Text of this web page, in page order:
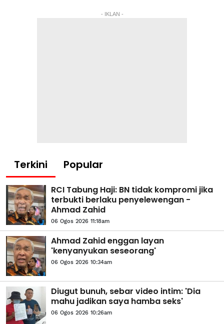
- IKLAN -
Terkini Popular
RCI Tabung Haji: BN tidak kompromi jika
terbukti berlaku penyelewengan -
Ahmad Zahid
06 Ogos 2026 11:18am
Ahmad Zahid enggan layan
'kenyanyukan seseorang'
06 Ogos 2026 10:34am
Diugut bunuh, sebar video intim: 'Dia
mahu jadikan saya hamba seks'
06 Ogos 2026 10:26am